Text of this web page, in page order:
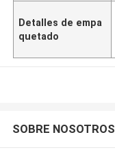
Detalles de empa
quetado
SOBRE NOSOTROS